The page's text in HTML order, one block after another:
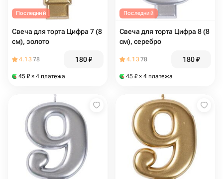
Последний
Свеча для торта Цифра 7 (8
см), золото
4.1378 180₽
45 ₽ × 4 платежа
Последний
Свеча для торта Цифра 8 (8
см), серебро
4.1378 180₽
45 ₽ × 4 платежа